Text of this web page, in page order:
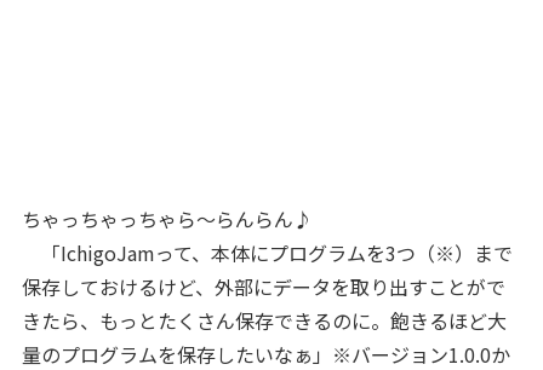
ちゃっちゃっちゃら～らんらん♪
「IchigoJamって、本体にプログラムを3つ（※）まで
保存しておけるけど、外部にデータを取り出すことがで
きたら、もっとたくさん保存できるのに。飽きるほど大
量のプログラムを保存したいなぁ」※バージョン1.0.0か